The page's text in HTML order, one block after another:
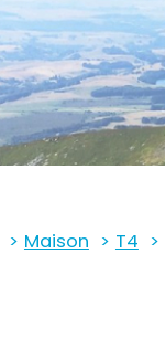
Maison T4